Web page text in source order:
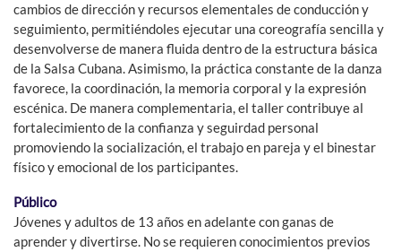
cambios de dirección y recursos elementales de conducción y
seguimiento, permitiéndoles ejecutar una coreografía sencilla y
desenvolverse de manera fluida dentro de la estructura básica
de la Salsa Cubana. Asimismo, la práctica constante de la danza
favorece, la coordinación, la memoria corporal y la expresión
escénica. De manera complementaria, el taller contribuye al
fortalecimiento de la confianza y seguirdad personal
promoviendo la socialización, el trabajo en pareja y el binestar
físico y emocional de los participantes.
Público
Jóvenes y adultos de 13 años en adelante con ganas de
aprender y divertirse. No se requieren conocimientos previos